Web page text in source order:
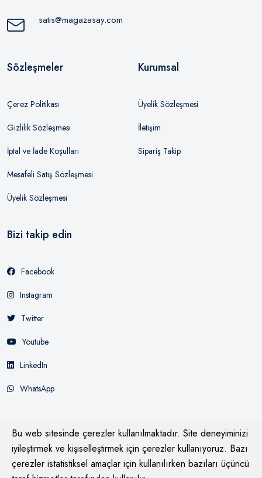
satis@magazasay.com
Sözleşmeler
Çerez Politikası
Gizlilik Sözleşmesi
İptal ve İade Koşulları
Mesafeli Satış Sözleşmesi
Üyelik Sözleşmesi
Kurumsal
Üyelik Sözleşmesi
İletişim
Sipariş Takip
Bizi takip edin
Facebook
Instagram
Twitter
Youtube
LinkedIn
WhatsApp
Mağazasay Bysay
Bu web sitesinde çerezler kullanılmaktadır. Site deneyiminizi
iyileştirmek ve kişiselleştirmek için çerezler kullanıyoruz. Bazı
çerezler istatistiksel amaçlar için kullanılırken bazıları üçüncü